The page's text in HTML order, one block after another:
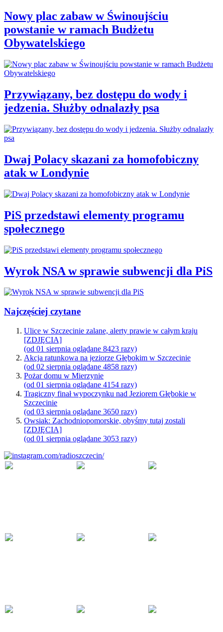
Nowy plac zabaw w Świnoujściu
powstanie w ramach Budżetu
Obywatelskiego
Przywiązany, bez dostępu do wody i
jedzenia. Służby odnalazły psa
Dwaj Polacy skazani za homofobiczny
atak w Londynie
PiS przedstawi elementy programu
społecznego
Wyrok NSA w sprawie subwencji dla PiS
Najczęściej czytane
Ulice w Szczecinie zalane, alerty prawie w całym kraju
[ZDJĘCIA]
(od 01 sierpnia oglądane 8423 razy)
Akcja ratunkowa na jeziorze Głębokim w Szczecinie
(od 02 sierpnia oglądane 4858 razy)
Pożar domu w Mierzynie
(od 01 sierpnia oglądane 4154 razy)
Tragiczny finał wypoczynku nad Jeziorem Głębokie w
Szczecinie
(od 03 sierpnia oglądane 3650 razy)
Owsiak: Zachodniopomorskie, obyśmy tutaj zostali
[ZDJĘCIA]
(od 01 sierpnia oglądane 3053 razy)